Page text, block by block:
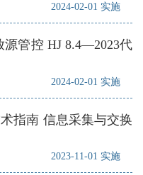
2024-02-01 实施
管控 HJ 8.4—2023代
2024-02-01 实施
指南 信息采集与交换
2023-11-01 实施